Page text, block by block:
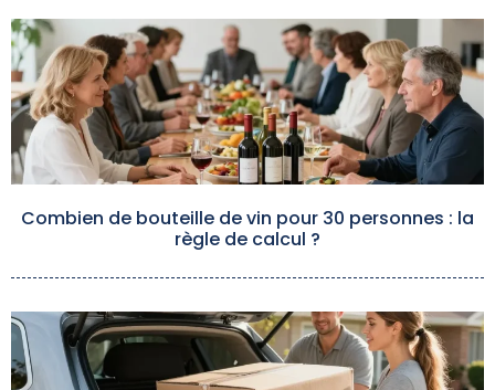
Combien de bouteille de vin pour 30 personnes : la
règle de calcul ?